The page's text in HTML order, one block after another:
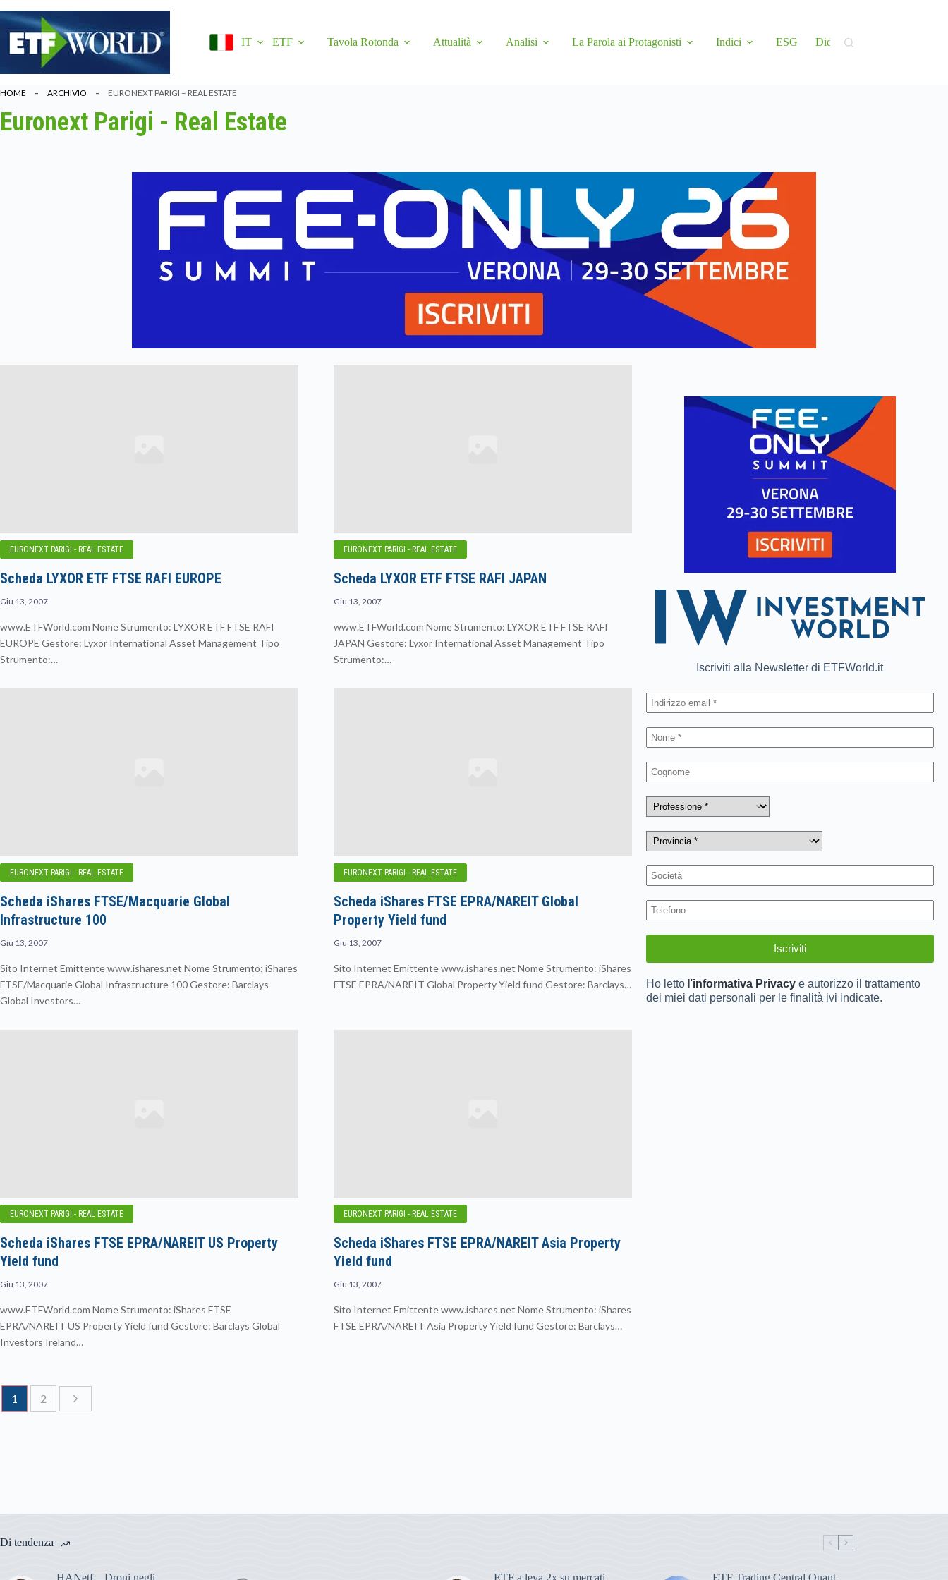
al
contenuto
IT
ETF Tavola Rotonda Attualità Analisi La Parola ai Protagonisti Indici ESG Didattica
HOME ARCHIVIO EURONEXT PARIGI – REAL ESTATE
Euronext Parigi - Real Estate
EURONEXT PARIGI - REAL ESTATE
Scheda LYXOR ETF FTSE RAFI EUROPE
Giu 13, 2007
www.ETFWorld.com Nome Strumento: LYXOR ETF FTSE RAFI
EUROPE Gestore: Lyxor International Asset Management Tipo
Strumento:…
EURONEXT PARIGI - REAL ESTATE
Scheda LYXOR ETF FTSE RAFI JAPAN
Giu 13, 2007
www.ETFWorld.com Nome Strumento: LYXOR ETF FTSE RAFI
JAPAN Gestore: Lyxor International Asset Management Tipo
Strumento:…
EURONEXT PARIGI - REAL ESTATE
Scheda iShares FTSE/Macquarie Global
Infrastructure 100
Giu 13, 2007
Sito Internet Emittente www.ishares.net Nome Strumento: iShares
FTSE/Macquarie Global Infrastructure 100 Gestore: Barclays
Global Investors…
EURONEXT PARIGI - REAL ESTATE
Scheda iShares FTSE EPRA/NAREIT Global
Property Yield fund
Giu 13, 2007
Sito Internet Emittente www.ishares.net Nome Strumento: iShares
FTSE EPRA/NAREIT Global Property Yield fund Gestore: Barclays…
EURONEXT PARIGI - REAL ESTATE
Scheda iShares FTSE EPRA/NAREIT US Property
Yield fund
Giu 13, 2007
www.ETFWorld.com Nome Strumento: iShares FTSE
EPRA/NAREIT US Property Yield fund Gestore: Barclays Global
Investors Ireland…
EURONEXT PARIGI - REAL ESTATE
Scheda iShares FTSE EPRA/NAREIT Asia Property
Yield fund
Giu 13, 2007
Sito Internet Emittente www.ishares.net Nome Strumento: iShares
FTSE EPRA/NAREIT Asia Property Yield fund Gestore: Barclays…
1 2
Iscriviti alla Newsletter di ETFWorld.it
Ho letto l'informativa Privacye autorizzo il trattamento
dei miei dati personali per le finalità ivi indicate.
Di tendenza
HANetf – Droni negli ETF a leva 2x su mercati ETF Trading Central Quant